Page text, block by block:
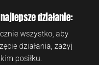
działanie:
wszystko, aby
działania, zażyj
posiłku.